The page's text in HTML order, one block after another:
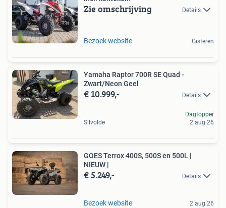
Zie omschrijving Details
Bezoek website Gisteren
Yamaha Raptor 700R SE Quad -
Zwart/Neon Geel
€ 10.999,- Details
Silvolde
Dagtopper
2 aug 26
GOES Terrox 400S, 500S en 500L |
NIEUW |
€ 5.249,- Details
Bezoek website 2 aug 26